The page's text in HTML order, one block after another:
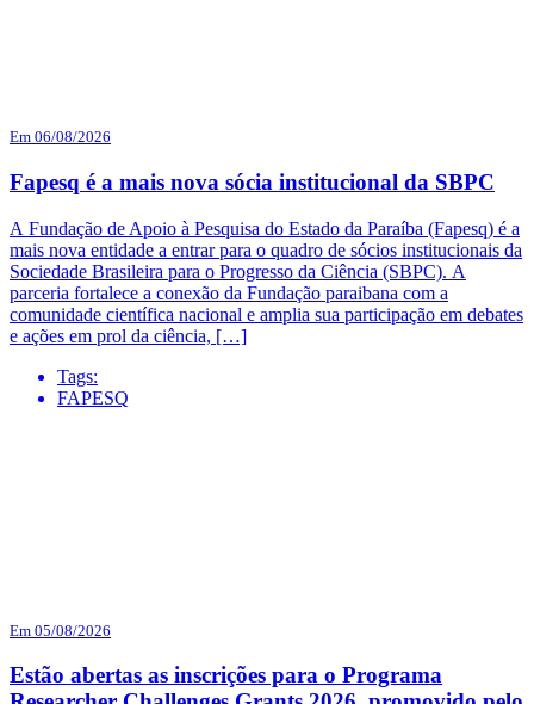
Em 06/08/2026
Fapesq é a mais nova sócia institucional da SBPC
A Fundação de Apoio à Pesquisa do Estado da Paraíba (Fapesq) é a
mais nova entidade a entrar para o quadro de sócios institucionais da
Sociedade Brasileira para o Progresso da Ciência (SBPC). A
parceria fortalece a conexão da Fundação paraibana com a
comunidade científica nacional e amplia sua participação em debates
e ações em prol da ciência, […]
Tags:
FAPESQ
Em 05/08/2026
Estão abertas as inscrições para o Programa